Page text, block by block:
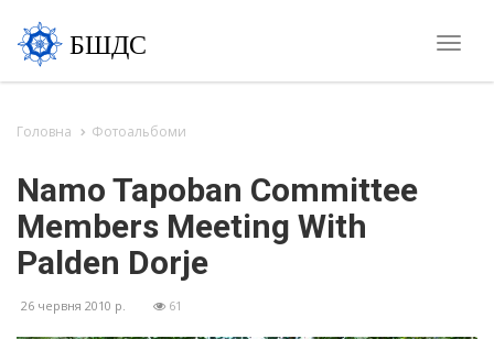
Toggle
БШДС
Головна Фотоальбоми
Namo Tapoban Committee
Members Meeting With
Palden Dorje
26 червня 2010 р. 61